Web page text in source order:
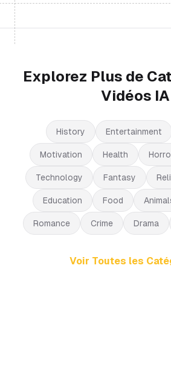
Explorez Plus de
Vidéos IA
History Entertainment
Motivation Health
Technology Fantasy
Education Food
Romance Crime Drama
Voir Toutes les